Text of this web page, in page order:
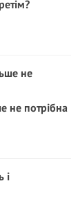
не потрібна